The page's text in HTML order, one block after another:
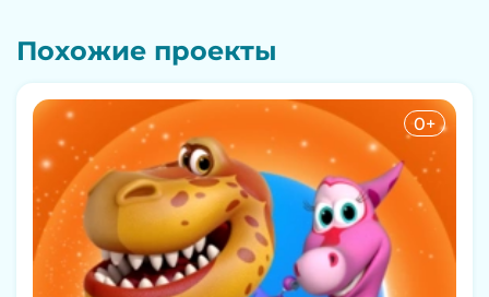
Похожие проекты
0+